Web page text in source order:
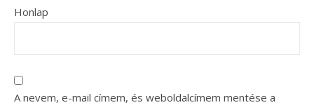
Honlap
A nevem, e-mail címem, és weboldalcímem mentése a